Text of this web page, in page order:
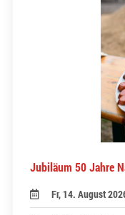
Jubiläum 50 Jahre
Fr, 14. August